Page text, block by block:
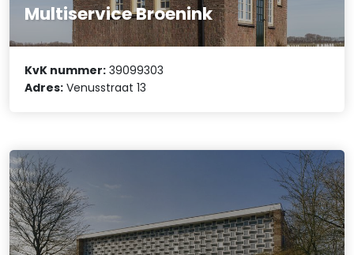
Multiservice Broenink
KvK nummer: 39099303
Adres: Venusstraat 13